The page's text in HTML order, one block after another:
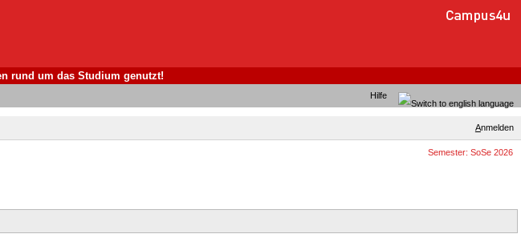
rund um das Studium genutzt!
Hilfe
Anmelden
Semester: SoSe 2026